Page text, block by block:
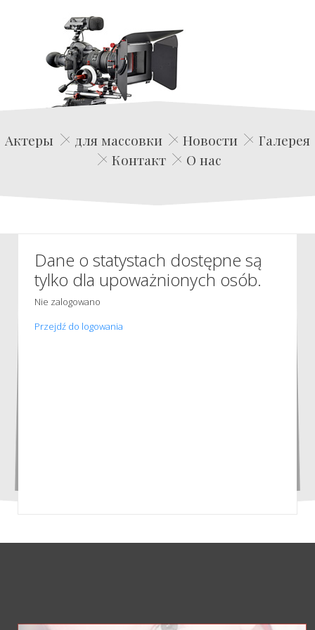
Edwin Film Agencja Aktorska
Актеры для массовки Новости
Галерея
Контакт
О нас
Dane o statystach dostępne są
tylko dla upoważnionych osób.
Nie zalogowano
Przejdź do logowania